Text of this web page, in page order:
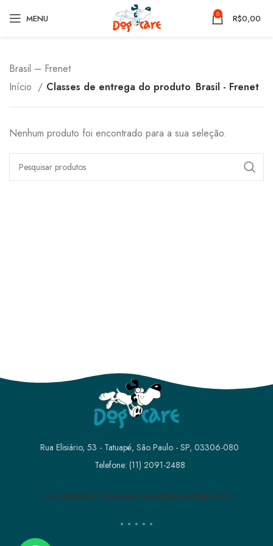
MENU 0 R$0,00
Brasil – Frenet
Início
Classes de entrega do produto Brasil - Frenet
Nenhum produto foi encontrado para a sua seleção.
Rua Elisiário, 53 - Tatuapé, São Paulo - SP, 03306-080
Telefone: (11) 2091-2488
INÍCIOPRODUTOSQUEM SOMOSBLOGCONTATO